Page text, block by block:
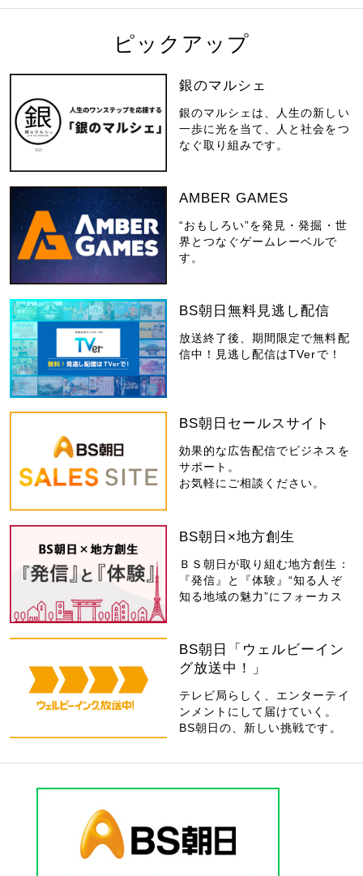
ピックアップ
銀のマルシェ
銀のマルシェは、人生の新しい
一歩に光を当て、人と社会をつ
なぐ取り組みです。
AMBER GAMES
“おもしろい”を発見・発掘・世
界とつなぐゲームレーベルで
す。
BS朝日無料見逃し配信
放送終了後、期間限定で無料配
信中！見逃し配信はTVerで！
BS朝日セールスサイト
効果的な広告配信でビジネスを
サポート。
お気軽にご相談ください。
BS朝日×地方創生
ＢＳ朝日が取り組む地方創生：
『発信』と『体験』“知る人ぞ
知る地域の魅力”にフォーカス
BS朝日「ウェルビーイン
グ放送中！」
テレビ局らしく、エンターテイ
ンメントにして届けていく。
BS朝日の、新しい挑戦です。